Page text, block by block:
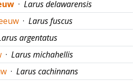
· Larus delawarensis
· Larus fuscus
argentatus
· Larus michahellis
· Larus cachinnans